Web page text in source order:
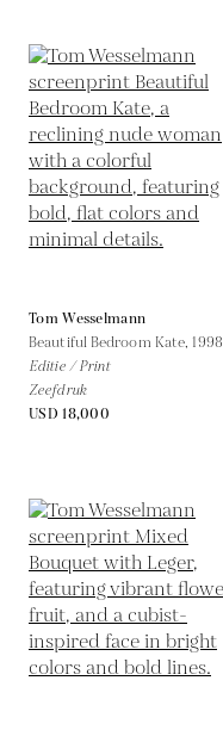
Tom Wesselmann
Beautiful Bedroom Kate,1998
Editie / Print
Zeefdruk
USD 18,000